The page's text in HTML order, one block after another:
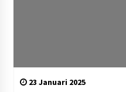
23 Januari 2025